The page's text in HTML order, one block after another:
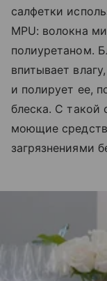
салфетки
MPU: волокна
полиуретаном.
впитывает
и полирует ее,
блеска. С такой
моющие
загрязнениями